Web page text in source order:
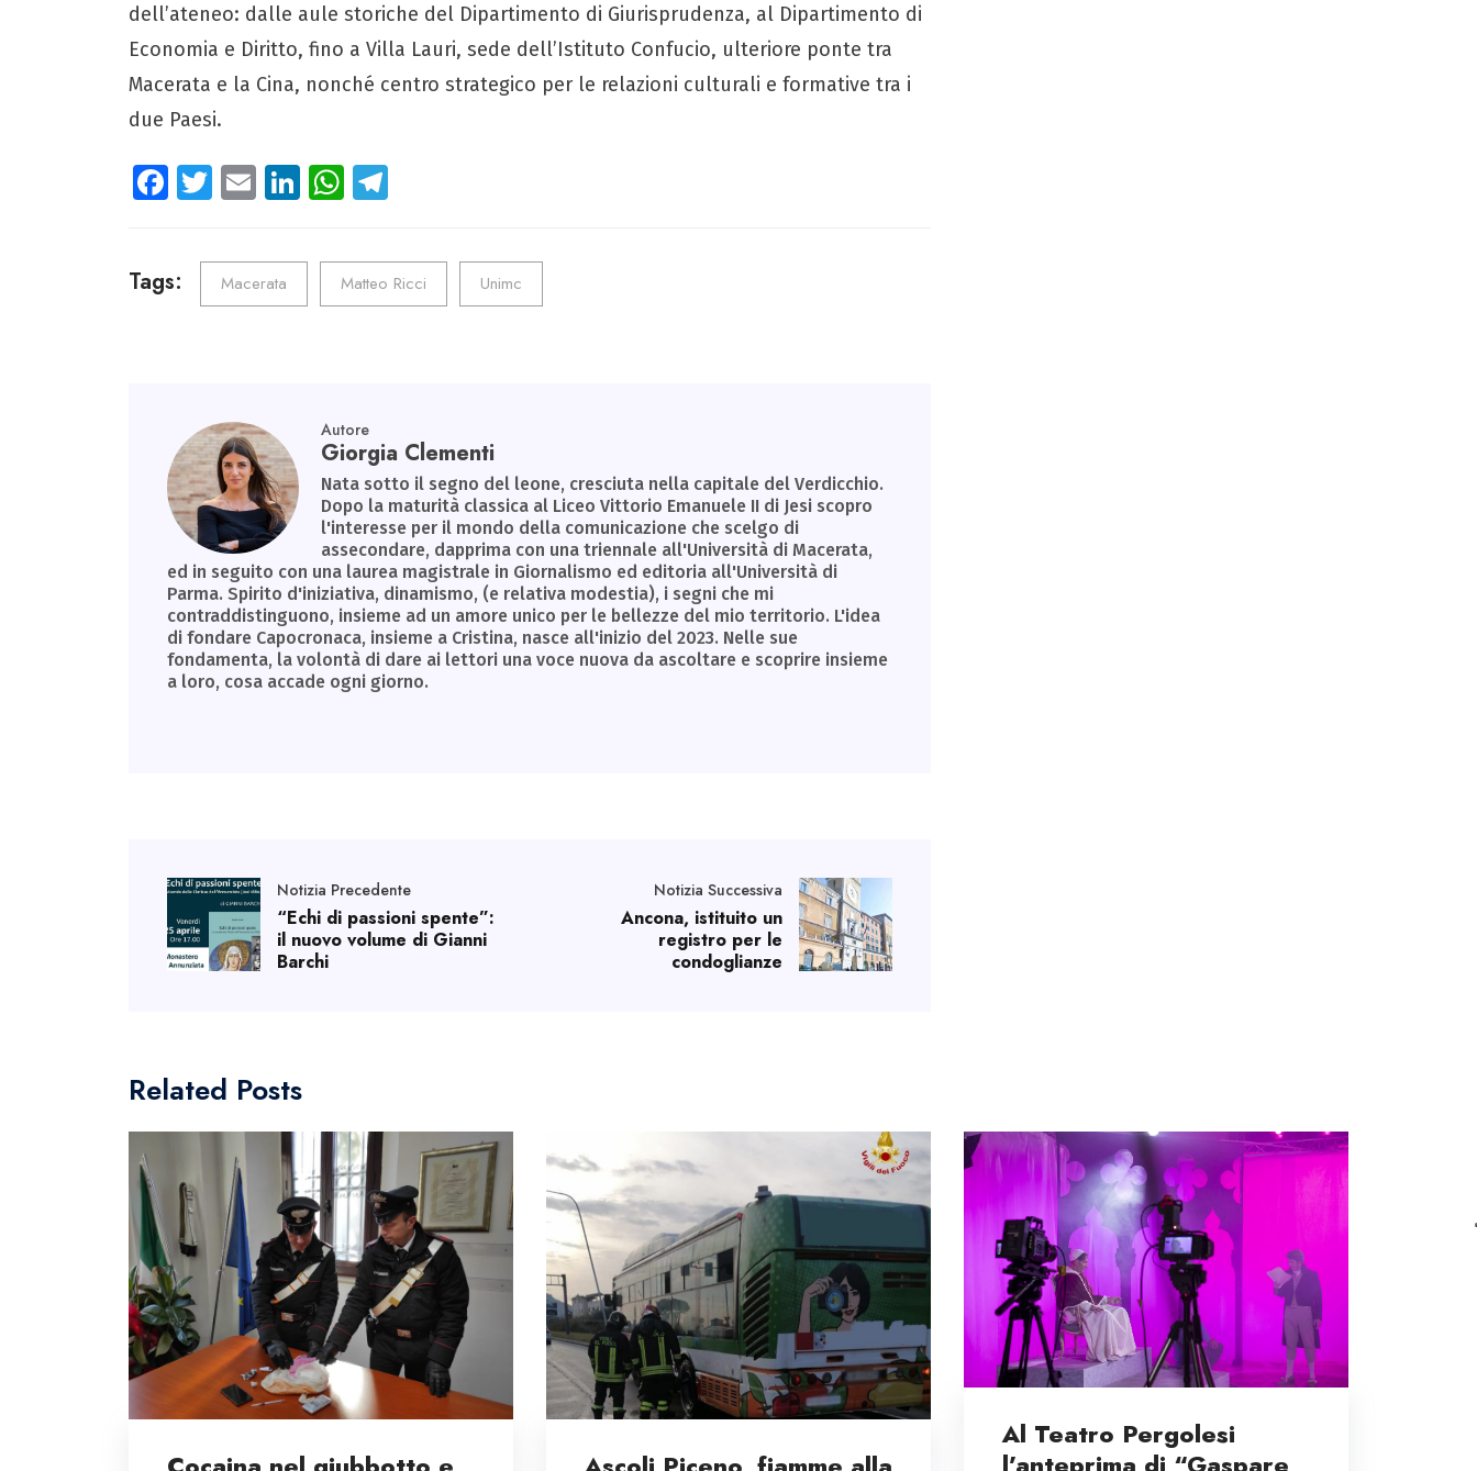
dell’ateneo: dalle aule storiche del Dipartimento di Giurisprudenza, al Dipartimento di
Economia e Diritto, fino a Villa Lauri, sede dell’Istituto Confucio, ulteriore ponte tra
Macerata e la Cina, nonché centro strategico per le relazioni culturali e formative tra i
due Paesi.
Fa
ce
o
ok
T
wi
tt
er
E
m
ail
Li
nk
e
n
W
ha
ts
A
p
gr
a
m
Tags: Macerata Matteo Ricci Unimc
Autore
Giorgia Clementi
Nata sotto il segno del leone, cresciuta nella capitale del Verdicchio.
Dopo la maturità classica al Liceo Vittorio Emanuele II di Jesi scopro
l'interesse per il mondo della comunicazione che scelgo di
assecondare, dapprima con una triennale all'Università di Macerata,
ed in seguito con una laurea magistrale in Giornalismo ed editoria all'Università di
Parma. Spirito d'iniziativa, dinamismo, (e relativa modestia), i segni che mi
contraddistinguono, insieme ad un amore unico per le bellezze del mio territorio. L'idea
di fondare Capocronaca, insieme a Cristina, nasce all'inizio del 2023. Nelle sue
fondamenta, la volontà di dare ai lettori una voce nuova da ascoltare e scoprire insieme
a loro, cosa accade ogni giorno.
Notizia Precedente
“Echi di passioni spente”:
il nuovo volume di Gianni
Barchi
Notizia Successiva
Ancona, istituito un
registro per le
condoglianze
Related Posts
Al Teatro Pergolesi